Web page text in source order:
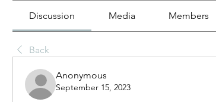
Discussion Media Members
Back
Anonymous
September 15, 2023